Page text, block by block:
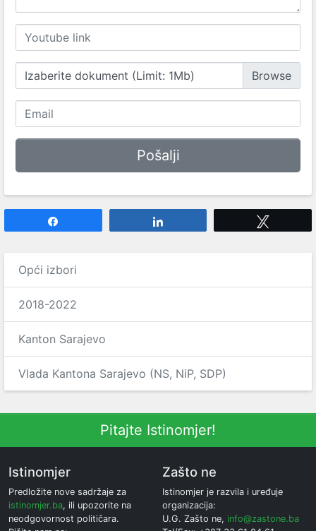
Izaberite dokument (Limit: 1Mb)
Opći izbori
2018-2022
Kanton Sarajevo
Vlada Kantona Sarajevo (NS, NiP, SDP)
Pitajte Istinomjer!
Istinomjer
Predložite nove sadržaje za
istinomjer.ba, ili upozorite na
neodgovornost političara.
Zašto ne
Istinomjer je razvila i uređuje
organizacija:
U.G. Zašto ne, info@zastone.ba